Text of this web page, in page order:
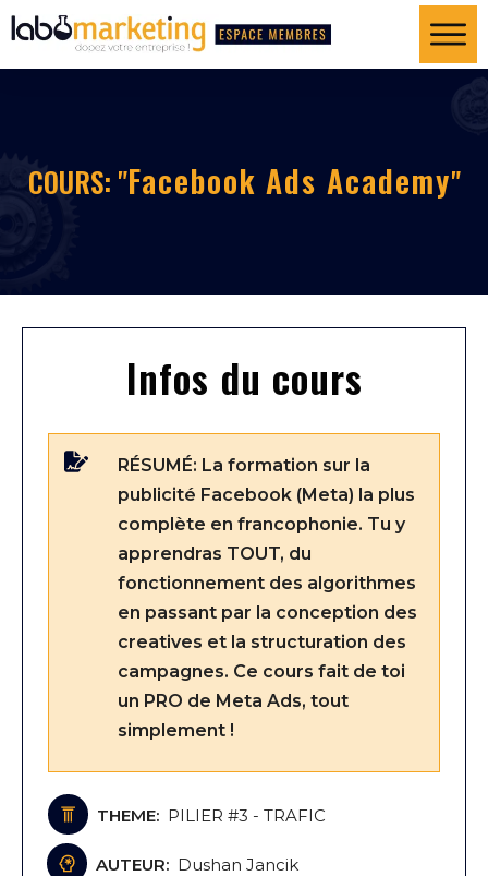
COURS: "Facebook Ads Academy"
Infos du cours
RÉSUMÉ: La formation sur la
publicité Facebook (Meta) la plus
complète en francophonie. Tu y
apprendras TOUT, du
fonctionnement des algorithmes
en passant par la conception des
creatives et la structuration des
campagnes. Ce cours fait de toi
un PRO de Meta Ads, tout
simplement !
THEME: PILIER #3 - TRAFIC
AUTEUR: Dushan Jancik